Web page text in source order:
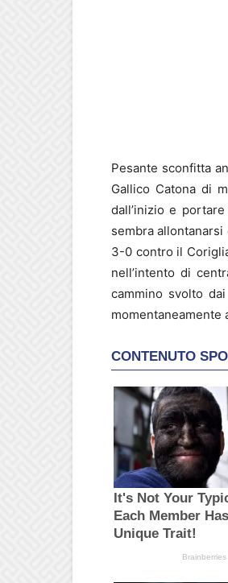
Pesante sconfitta
Gallico Catona di
dall’inizio e
sembra
3-0 contro il
nell’intento di
cammino svolto
momentaneamente